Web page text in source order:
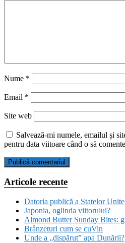
Nume *
Email *
Site web
Salvează-mi numele, emailul și
pentru data viitoare când o să
Articole recente
Datoria publică a Statelor Unite
Japonia, oglinda viitorului?
Almond Butter Sunday Bites:
Brânzeturi cum se cuVin
Unde a „dispărut” apa Dunării?